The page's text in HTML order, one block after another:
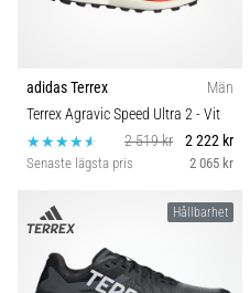
adidas Terrex
Män
Terrex Agravic Speed Ultra 2- Vit
2 519 kr
2 222 kr
Senaste lägsta pris 2 065 kr
Hållbarhet